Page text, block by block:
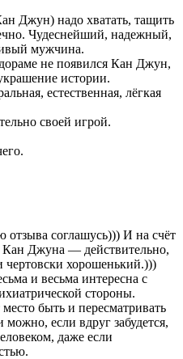
Джун) надо хватать, тащить
Чудеснейший, надежный,
мужчина.
не появился Кан Джун,
истории.
естественная, лёгкая
своей игрой.
отзыва соглашусь))) И на счёт
Джуна — действительно,
чертовски хорошенький.)))
и весьма интересна с
стороны.
быть и пересматривать
можно, если вдруг забудется,
даже если